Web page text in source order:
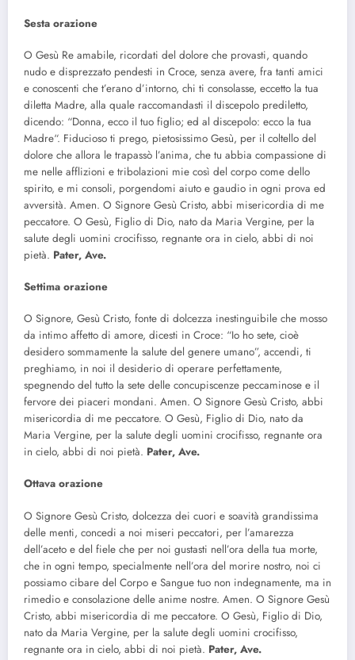
Sesta orazione
O Gesù Re amabile, ricordati del dolore che provasti, quando
nudo e disprezzato pendesti in Croce, senza avere, fra tanti amici
e conoscenti che t’erano d’intorno, chi ti consolasse, eccetto la tua
diletta Madre, alla quale raccomandasti il discepolo prediletto,
dicendo: “Donna, ecco il tuo figlio; ed al discepolo: ecco la tua
Madre“. Fiducioso ti prego, pietosissimo Gesù, per il coltello del
dolore che allora le trapassò l’anima, che tu abbia compassione di
me nelle afflizioni e tribolazioni mie così del corpo come dello
spirito, e mi consoli, porgendomi aiuto e gaudio in ogni prova ed
avversità. Amen. O Signore Gesù Cristo, abbi misericordia di me
peccatore. O Gesù, Figlio di Dio, nato da Maria Vergine, per la
salute degli uomini crocifisso, regnante ora in cielo, abbi di noi
pietà. Pater, Ave.
Settima orazione
O Signore, Gesù Cristo, fonte di dolcezza inestinguibile che mosso
da intimo affetto di amore, dicesti in Croce: “Io ho sete, cioè
desidero sommamente la salute del genere umano”, accendi, ti
preghiamo, in noi il desiderio di operare perfettamente,
spegnendo del tutto la sete delle concupiscenze peccaminose e il
fervore dei piaceri mondani. Amen. O Signore Gesù Cristo, abbi
misericordia di me peccatore. O Gesù, Figlio di Dio, nato da
Maria Vergine, per la salute degli uomini crocifisso, regnante ora
in cielo, abbi di noi pietà. Pater, Ave.
Ottava orazione
O Signore Gesù Cristo, dolcezza dei cuori e soavità grandissima
delle menti, concedi a noi miseri peccatori, per l’amarezza
dell’aceto e del fiele che per noi gustasti nell’ora della tua morte,
che in ogni tempo, specialmente nell’ora del morire nostro, noi ci
possiamo cibare del Corpo e Sangue tuo non indegnamente, ma in
rimedio e consolazione delle anime nostre. Amen. O Signore Gesù
Cristo, abbi misericordia di me peccatore. O Gesù, Figlio di Dio,
nato da Maria Vergine, per la salute degli uomini crocifisso,
regnante ora in cielo, abbi di noi pietà. Pater, Ave.